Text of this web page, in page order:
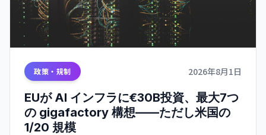
政策・規制 2026年8月1日
EUが AI インフラに€30B投資、最大7つ
の gigafactory 構想——ただし米国の
1/20 規模